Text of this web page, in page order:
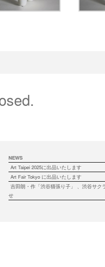
NEWS
Art Taipei 2025に出品いたします
Art Fair Tokyo に出品いたします
吉田朗・作「渋谷猫張り子」 、渋谷サク
せ